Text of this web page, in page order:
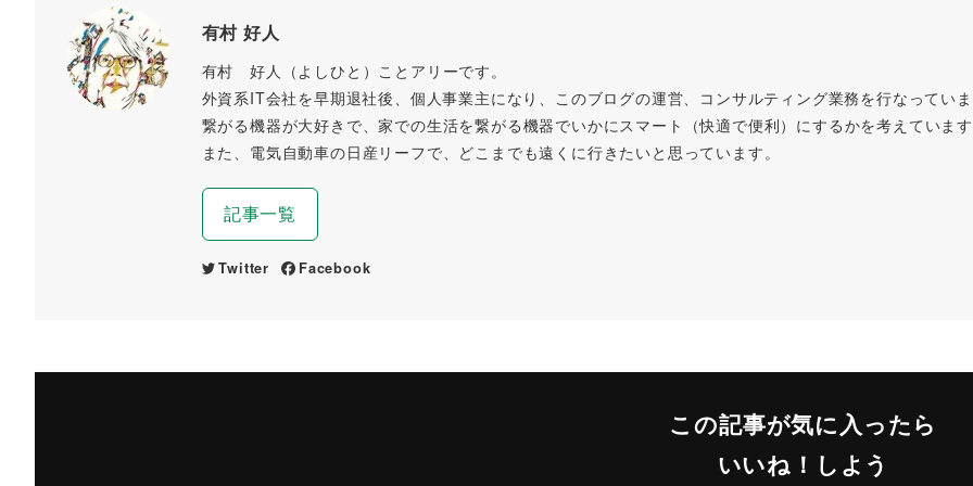
有村 好人
有村 好人（よしひと）ことアリーです。
外資系IT会社を早期退社後、個人事業主になり、このブログの運営、コンサルティング業務を行なっていま
繋がる機器が大好きで、家での生活を繋がる機器でいかにスマート（快適で便利）にするかを考えています
また、電気自動車の日産リーフで、どこまでも遠くに行きたいと思っています。
記事一覧
Twitter Facebook
この記事が気に入ったら
いいね！しよう